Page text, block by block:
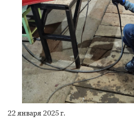
22 января 2025 г.